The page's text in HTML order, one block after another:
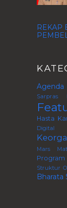
REKAP
Agenda
Sarpras
Hasta
Digital
Mars
Struktur
Bharata